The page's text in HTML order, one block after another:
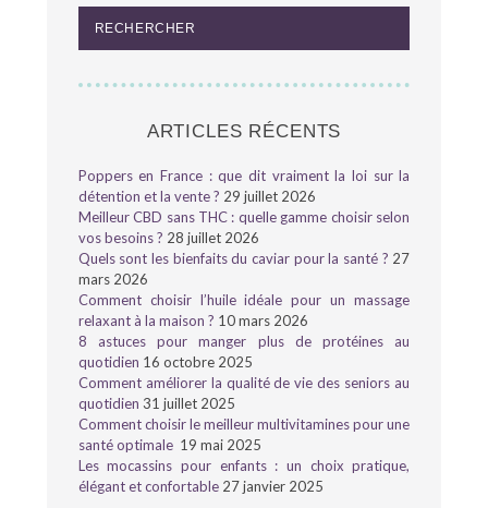
ARTICLES RÉCENTS
Poppers en France : que dit vraiment la loi sur la
détention et la vente ? 29 juillet 2026
Meilleur CBD sans THC : quelle gamme choisir selon
vos besoins ? 28 juillet 2026
Quels sont les bienfaits du caviar pour la santé ? 27
mars 2026
Comment choisir l’huile idéale pour un massage
relaxant à la maison ? 10 mars 2026
8 astuces pour manger plus de protéines au
quotidien 16 octobre 2025
Comment améliorer la qualité de vie des seniors au
quotidien 31 juillet 2025
Comment choisir le meilleur multivitamines pour une
santé optimale 19 mai 2025
Les mocassins pour enfants : un choix pratique,
élégant et confortable 27 janvier 2025